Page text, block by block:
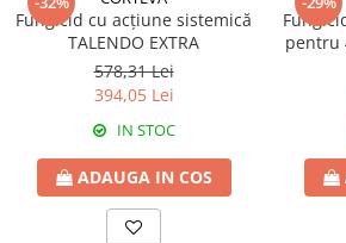
Insecticide
Biostimulatori
Adjuvanți
Fertilizanți foliari
HASMAȚUCHI
Biostimulatori
Fertilizanți foliari
PĂSTÂRNAC
Fertilizanți foliari
PĂȘUNI
Fertilizanți foliari
Fungicid cu acțiune sistemică
TALENDO EXTRA
578,31 Lei
394,05 Lei
IN STOC
ADAUGA IN COS
pentru